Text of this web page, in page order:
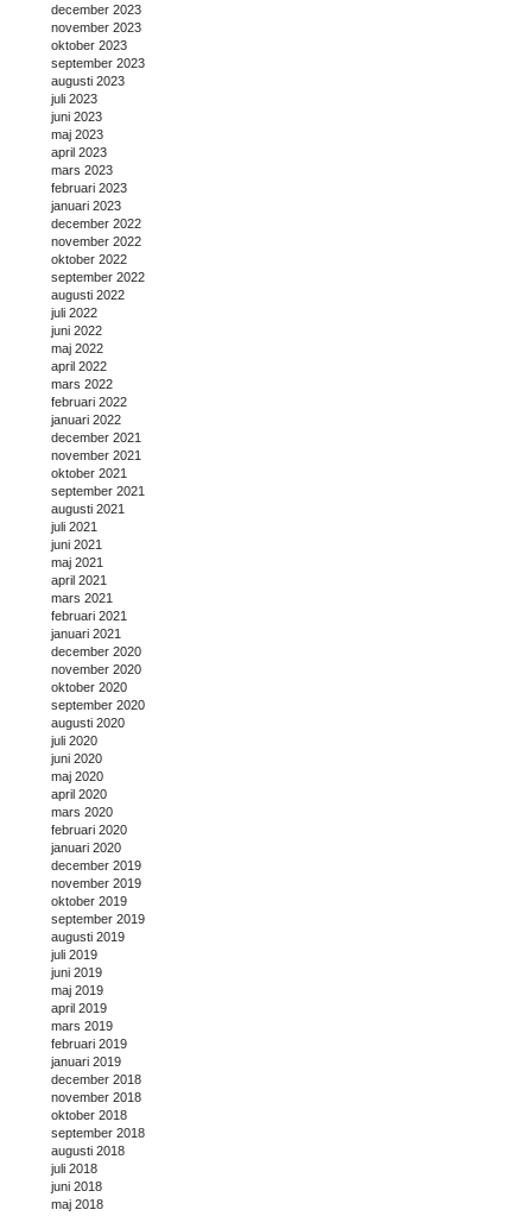
december 2023
november 2023
oktober 2023
september 2023
augusti 2023
juli 2023
juni 2023
maj 2023
april 2023
mars 2023
februari 2023
januari 2023
december 2022
november 2022
oktober 2022
september 2022
augusti 2022
juli 2022
juni 2022
maj 2022
april 2022
mars 2022
februari 2022
januari 2022
december 2021
november 2021
oktober 2021
september 2021
augusti 2021
juli 2021
juni 2021
maj 2021
april 2021
mars 2021
februari 2021
januari 2021
december 2020
november 2020
oktober 2020
september 2020
augusti 2020
juli 2020
juni 2020
maj 2020
april 2020
mars 2020
februari 2020
januari 2020
december 2019
november 2019
oktober 2019
september 2019
augusti 2019
juli 2019
juni 2019
maj 2019
april 2019
mars 2019
februari 2019
januari 2019
december 2018
november 2018
oktober 2018
september 2018
augusti 2018
juli 2018
juni 2018
maj 2018